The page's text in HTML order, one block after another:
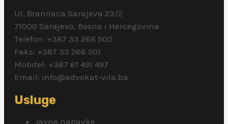
Ul. Branilaca Sarajeva 23/2
71000 Sarajevo, Bosna i Hercegovina
Telefon: +387 33 266 500
Faks: +387 33 266 501
Mobitel: +387 61 491 497
Email: info@advokat-vila.ba
Usluge
Javne nabavke